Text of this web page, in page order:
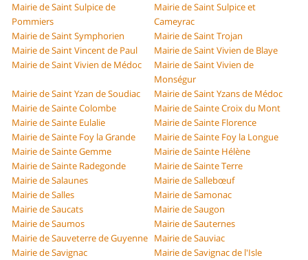
Mairie de Saint Sulpice de
Pommiers
Mairie de Saint Sulpice et
Cameyrac
Mairie de Saint Symphorien
Mairie de Saint Trojan
Mairie de Saint Vincent de Paul
Mairie de Saint Vivien de Blaye
Mairie de Saint Vivien de Médoc
Mairie de Saint Vivien de
Monségur
Mairie de Saint Yzan de Soudiac
Mairie de Saint Yzans de Médoc
Mairie de Sainte Colombe
Mairie de Sainte Croix du Mont
Mairie de Sainte Eulalie
Mairie de Sainte Florence
Mairie de Sainte Foy la Grande
Mairie de Sainte Foy la Longue
Mairie de Sainte Gemme
Mairie de Sainte Hélène
Mairie de Sainte Radegonde
Mairie de Sainte Terre
Mairie de Salaunes
Mairie de Sallebœuf
Mairie de Salles
Mairie de Samonac
Mairie de Saucats
Mairie de Saugon
Mairie de Saumos
Mairie de Sauternes
Mairie de Sauveterre de Guyenne Mairie de Sauviac
Mairie de Savignac
Mairie de Savignac de l'Isle